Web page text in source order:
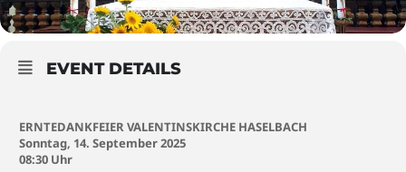
EVENT DETAILS
ERNTEDANKFEIER VALENTINSKIRCHE HASELBACH
Sonntag, 14. September 2025
08:30 Uhr